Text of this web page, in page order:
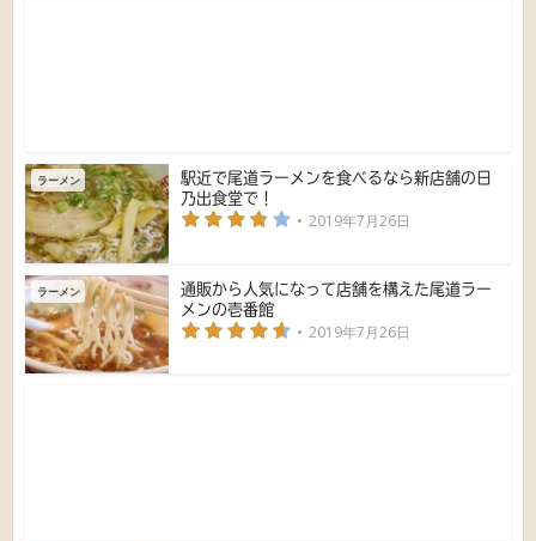
ラーメン
駅近で尾道ラーメンを食べるなら新店舗の日
乃出食堂で！
2019年7月26日
ラーメン
通販から人気になって店舗を構えた尾道ラー
メンの壱番館
2019年7月26日